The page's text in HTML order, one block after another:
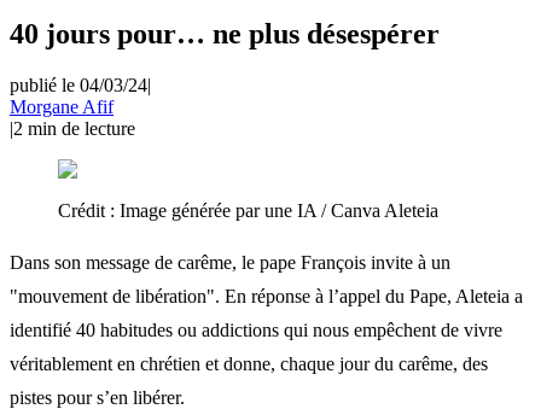
40 jours pour… ne plus désespérer
publié le 04/03/24|
Morgane Afif
|2 min de lecture
Crédit : Image générée par une IA / Canva Aleteia
Dans son message de carême, le pape François invite à un
"mouvement de libération". En réponse à l’appel du Pape, Aleteia a
identifié 40 habitudes ou addictions qui nous empêchent de vivre
véritablement en chrétien et donne, chaque jour du carême, des
pistes pour s’en libérer.